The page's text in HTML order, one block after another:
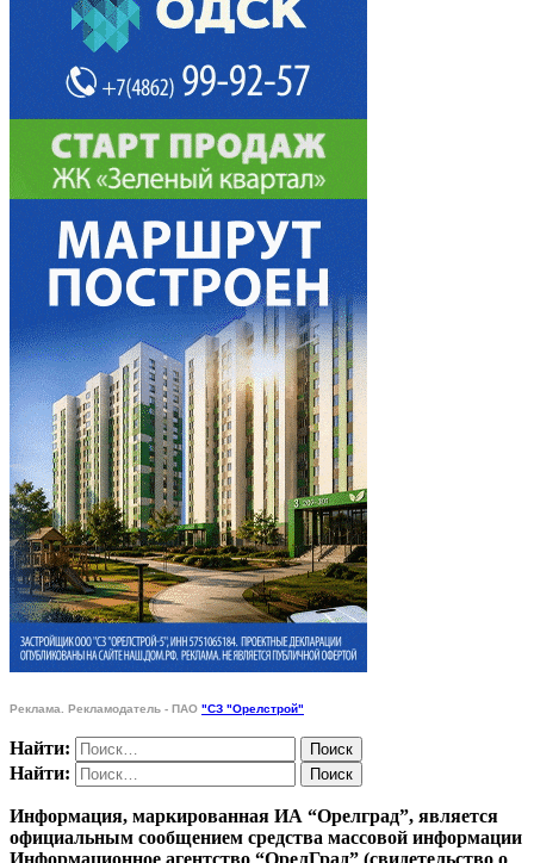
Реклама. Рекламодатель - ПАО "СЗ "Орелстрой"
Найти:
Найти:
Информация, маркированная ИА “Орелград”, является
официальным сообщением средства массовой информации
Информационное агентство “ОрелГрад” (свидетельство о